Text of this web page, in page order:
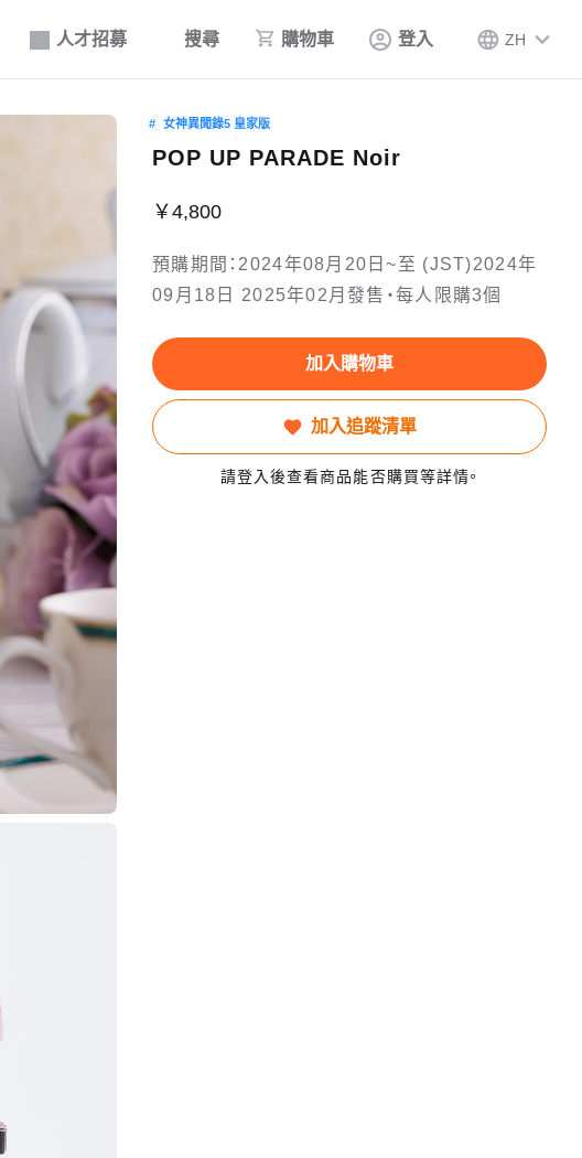
人才招募 搜尋 購物車 登入 ZH
女神異聞錄5 皇家版
POP UP PARADE Noir
￥4,800
預購期間：2024年08月20日~至 (JST)2024年
09月18日 2025年02月發售・每人限購3個
加入購物車
加入追蹤清單
請登入後查看商品能否購買等詳情。